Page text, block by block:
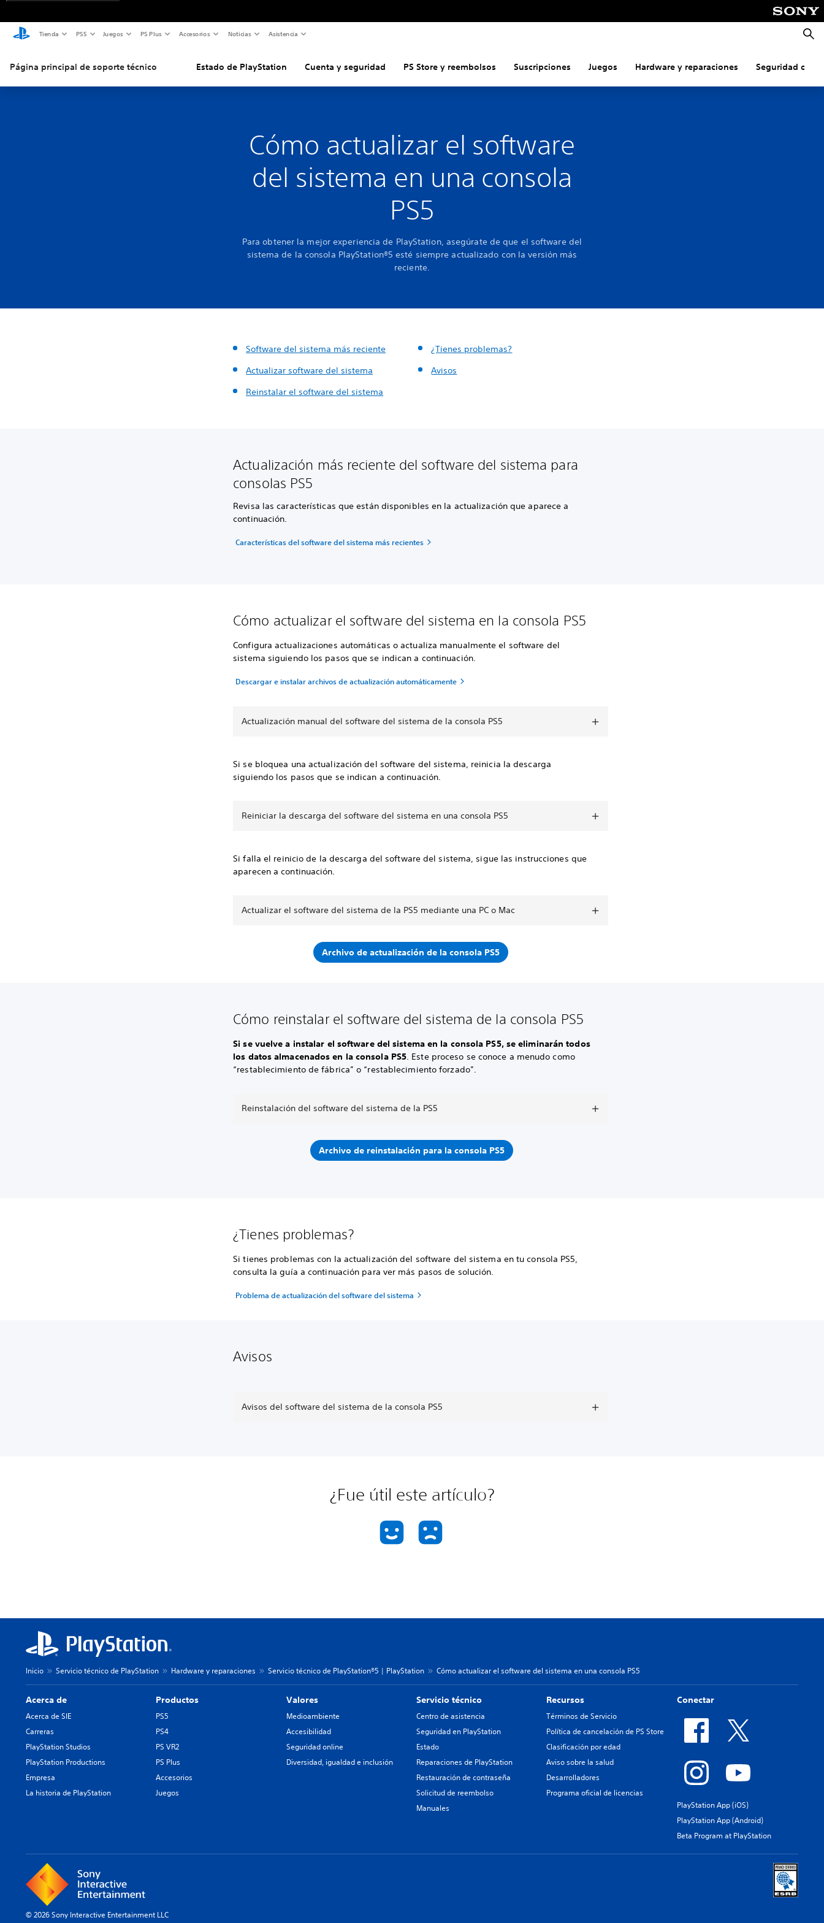
Tienda PS5 Juegos PS Plus Accesorios Noticias Asistencia
Página principal de soporte técnico Estado de PlayStation Cuenta y seguridad PS Store y reembolsos Suscripciones Juegos Hardware y reparaciones Seguridad
Cómo actualizar el software
del sistema en una consola
PS5
Para obtener la mejor experiencia de PlayStation, asegúrate de que el software del
sistema de la consola PlayStation®5 esté siempre actualizado con la versión más
reciente.
Software del sistema más reciente
Actualizar software del sistema
Reinstalar el software del sistema
¿Tienes problemas?
Avisos
Actualización más reciente del software del sistema para
consolas PS5
Revisa las características que están disponibles en la actualización que aparece a
continuación.
Características del software del sistema más recientes
Cómo actualizar el software del sistema en la consola PS5
Configura actualizaciones automáticas o actualiza manualmente el software del
sistema siguiendo los pasos que se indican a continuación.
Descargar e instalar archivos de actualización automáticamente
Actualización manual del software del sistema de la consola PS5
Si se bloquea una actualización del software del sistema, reinicia la descarga
siguiendo los pasos que se indican a continuación.
Reiniciar la descarga del software del sistema en una consola PS5
Si falla el reinicio de la descarga del software del sistema, sigue las instrucciones que
aparecen a continuación.
Actualizar el software del sistema de la PS5 mediante una PC o Mac
Archivo de actualización de la consola PS5
Cómo reinstalar el software del sistema de la consola PS5
Si se vuelve a instalar el software del sistema en la consola PS5, se eliminarán todos
los datos almacenados en la consola PS5. Este proceso se conoce a menudo como
“restablecimiento de fábrica” o “restablecimiento forzado”.
Reinstalación del software del sistema de la PS5
Archivo de reinstalación para la consola PS5
¿Tienes problemas?
Si tienes problemas con la actualización del software del sistema en tu consola PS5,
consulta la guía a continuación para ver más pasos de solución.
Problema de actualización del software del sistema
Avisos
Avisos del software del sistema de la consola PS5
¿Fue útil este artículo?
Inicio Servicio técnico de PlayStation Hardware y reparaciones Servicio técnico de PlayStation®5 | PlayStation Cómo actualizar el software del sistema en una consola PS5
Acerca de
Acerca de SIE
Carreras
PlayStation Studios
PlayStation Productions
Empresa
La historia de PlayStation
Productos
PS5
PS4
PS VR2
PS Plus
Accesorios
Juegos
Valores
Medioambiente
Accesibilidad
Seguridad online
Diversidad, igualdad e inclusión
Servicio técnico
Centro de asistencia
Seguridad en PlayStation
Estado
Reparaciones de PlayStation
Restauración de contraseña
Solicitud de reembolso
Manuales
Recursos
Términos de Servicio
Política de cancelación de PS Store
Clasificación por edad
Aviso sobre la salud
Desarrolladores
Programa oficial de licencias
Conectar
PlayStation App (iOS)
PlayStation App (Android)
Beta Program at PlayStation
© 2026 Sony Interactive Entertainment LLC